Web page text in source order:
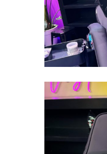
Hit enter to